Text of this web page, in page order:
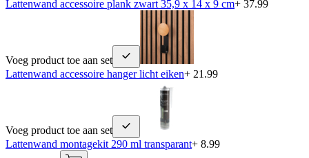
Lattenwand accessoire plank zwart 35,9 x 14 x 9 cm+ 37.99
Voeg product toe aan set
Lattenwand accessoire hanger licht eiken+ 21.99
Voeg product toe aan set
Lattenwand montagekit 290 ml transparant+ 8.99